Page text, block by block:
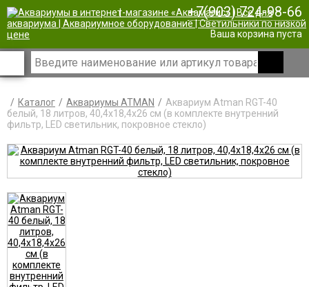
| +7(903) 724-98-66
Ваша корзина пуста
Каталог Аквариумы ATMAN
Аквариум Atman RGT-40
белый, 18 литров, 40,4х18,4х26 см (в комплекте внутренний
фильтр, LED светильник, покровное стекло)